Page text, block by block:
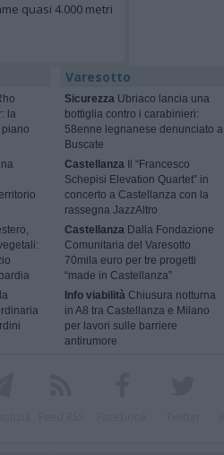
quasi 4.000 metri
la
Varesotto
SicurezzaUbriaco lancia una
bottiglia contro i carabinieri:
58enne legnanese denunciato a
Buscate
CastellanzaIl “Francesco
Schepisi Elevation Quartet” in
concerto a Castellanza con la
rassegna JazzAltro
CastellanzaDalla Fondazione
Comunitaria del Varesotto
70mila euro per tre progetti
“made in Castellanza”
Info viabilitàChiusura notturna
in A8 tra Castellanza e Milano
per lavori sulle barriere
antirumore